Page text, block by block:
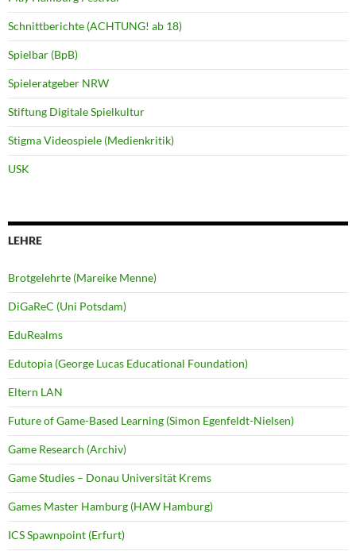
Schnittberichte (ACHTUNG! ab 18)
Spielbar (BpB)
Spieleratgeber NRW
Stiftung Digitale Spielkultur
Stigma Videospiele (Medienkritik)
USK
LEHRE
Brotgelehrte (Mareike Menne)
DiGaReC (Uni Potsdam)
EduRealms
Edutopia (George Lucas Educational Foundation)
Eltern LAN
Future of Game-Based Learning (Simon Egenfeldt-Nielsen)
Game Research (Archiv)
Game Studies – Donau Universität Krems
Games Master Hamburg (HAW Hamburg)
ICS Spawnpoint (Erfurt)